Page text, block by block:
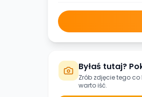
Byłaś tutaj?
Zrób zdjęcie tego co
warto iść.